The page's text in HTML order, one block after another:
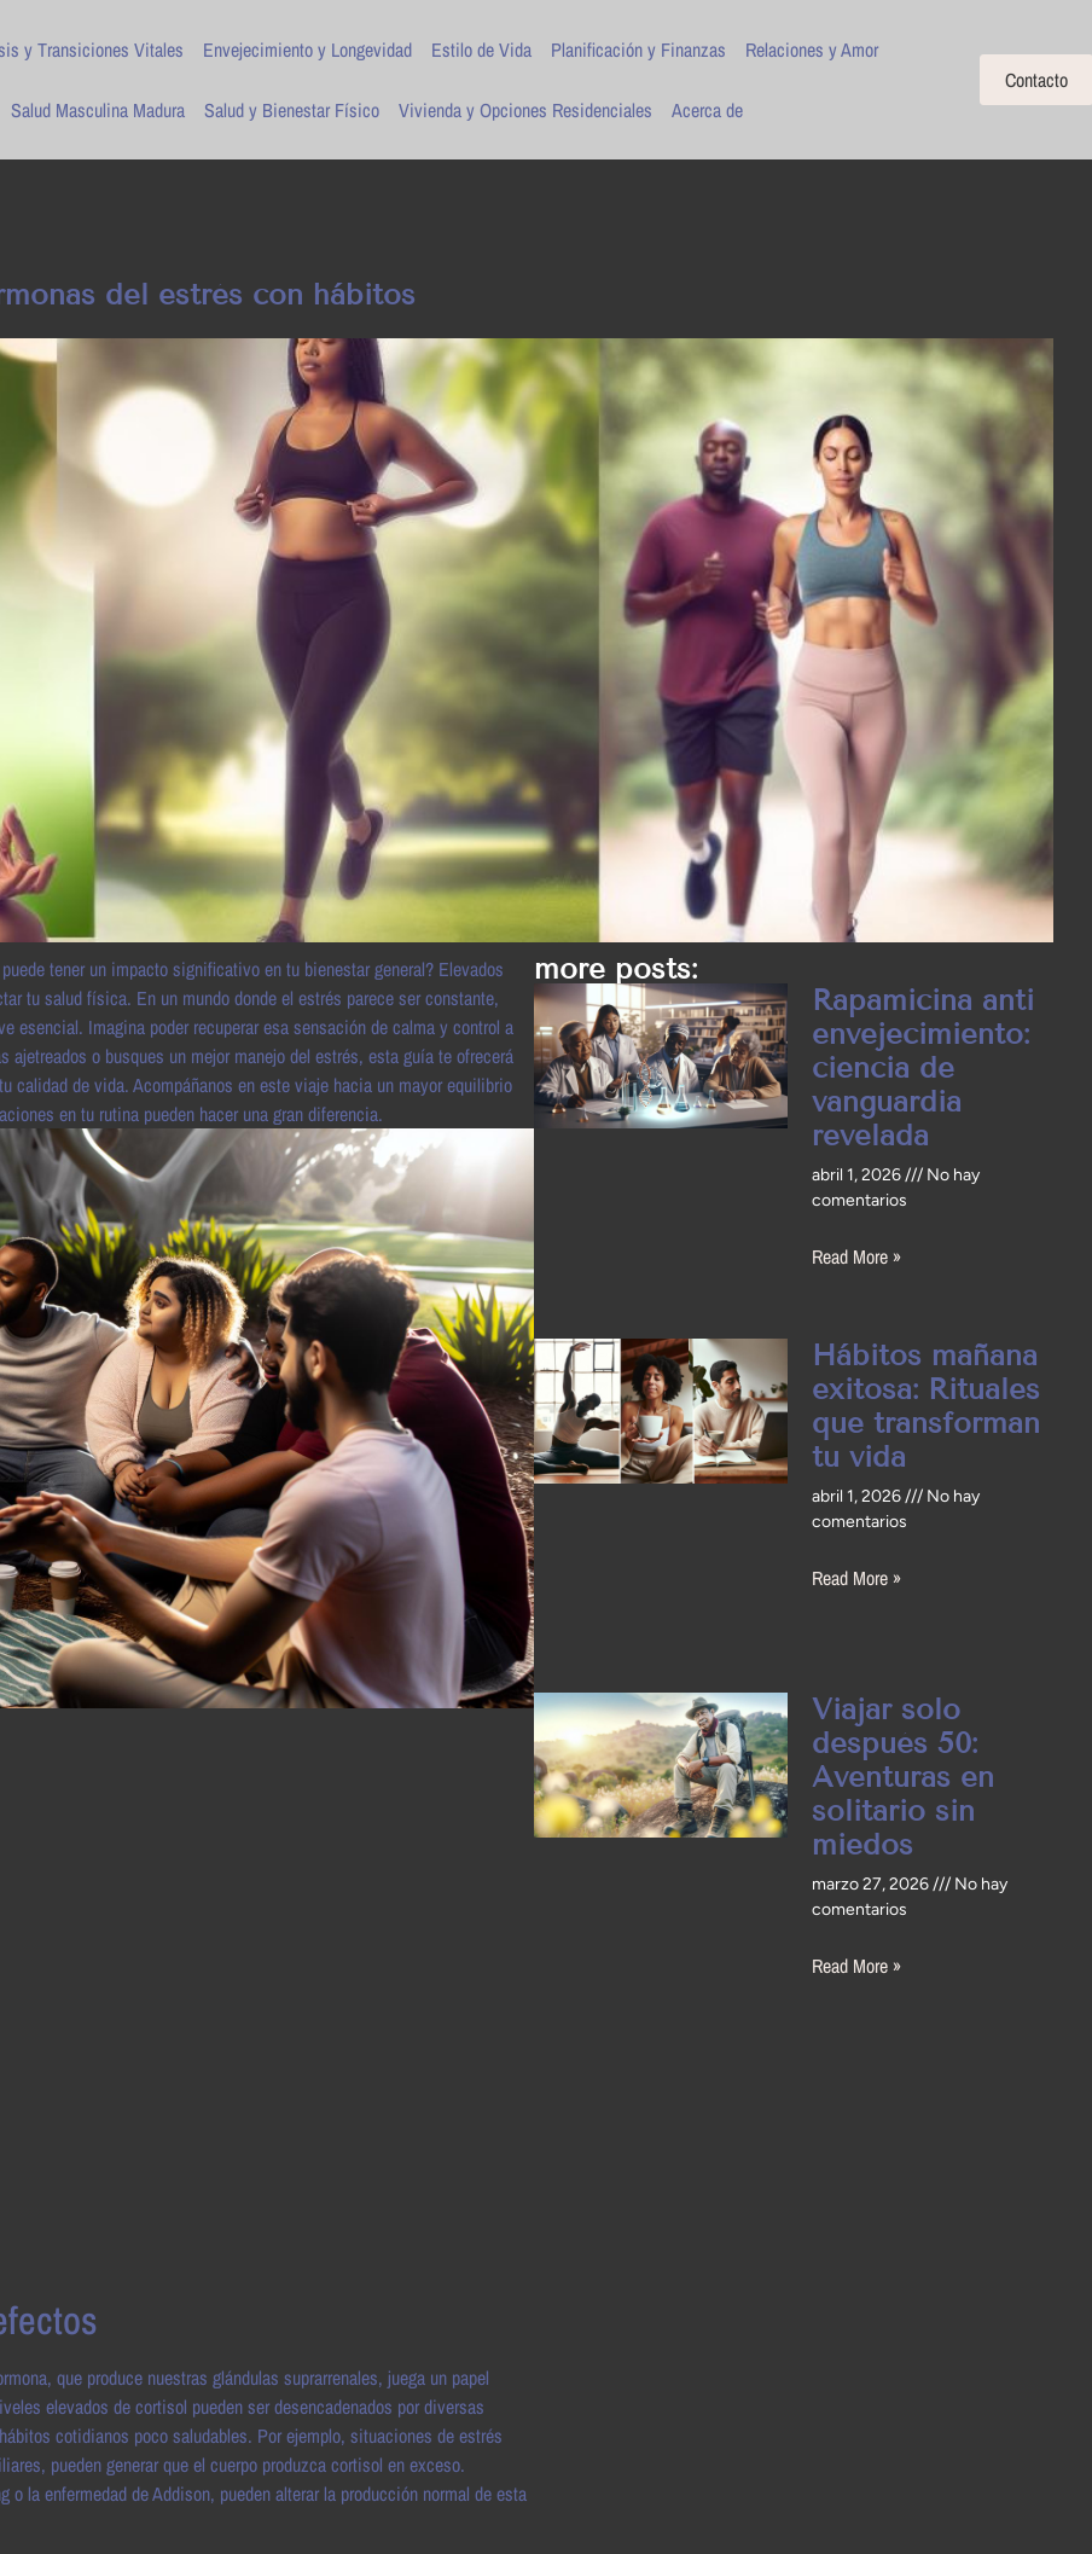
y Transiciones Vitales Envejecimiento y Longevidad Estilo de Vida Planificación y Finanzas Relaciones y Amor
Salud Masculina Madura Salud y Bienestar Físico Vivienda y Opciones Residenciales Acerca de
Contacto
del estrés con hábitos
tener un impacto significativo en tu bienestar general? Elevados
tu salud física. En un mundo donde el estrés parece ser constante,
esencial. Imagina poder recuperar esa sensación de calma y control a
o busques un mejor manejo del estrés, esta guía te ofrecerá
de vida. Acompáñanos en este viaje hacia un mayor equilibrio
en tu rutina pueden hacer una gran diferencia.
que produce nuestras glándulas suprarrenales, juega un papel
elevados de cortisol pueden ser desencadenados por diversas
cotidianos poco saludables. Por ejemplo, situaciones de estrés
pueden generar que el cuerpo produzca cortisol en exceso.
la enfermedad de Addison, pueden alterar la producción normal de esta
more posts:
Rapamicina anti
envejecimiento:
ciencia de
vanguardia
revelada
abril 1, 2026
No hay
comentarios
Read More »
Hábitos mañana
exitosa: Rituales
que transforman
tu vida
abril 1, 2026
No hay
comentarios
Read More »
Viajar solo
después 50:
Aventuras en
solitario sin
miedos
marzo 27, 2026
No hay
comentarios
Read More »